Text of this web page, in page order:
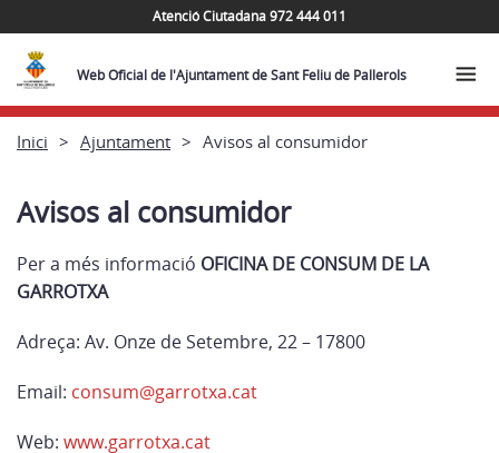
Atenció Ciutadana 972 444 011
Web Oficial de l'Ajuntament de Sant Feliu de Pallerols
Inici Ajuntament Avisos al consumidor
Avisos al consumidor
Per a més informació OFICINA DE CONSUM DE LA
GARROTXA
Adreça: Av. Onze de Setembre, 22 – 17800
Email: consum@garrotxa.cat
Web: www.garrotxa.cat